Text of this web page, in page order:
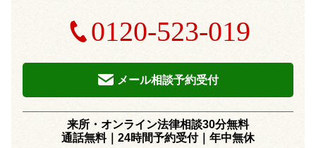
0120-523-019
メール相談予約受付
来所・オンライン法律相談30分無料
通話無料｜24時間予約受付｜年中無休